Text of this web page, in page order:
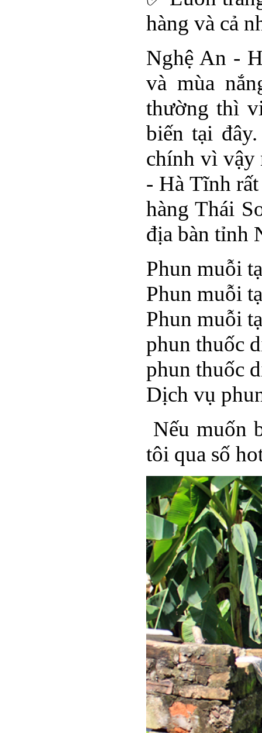
hàng và cả
Nghệ An -
và mùa
thường thì
biến tại
chính vì vậy
- Hà Tĩnh
hàng Thái
địa bàn tỉnh
Phun muỗi
Phun muỗi
Phun muỗi
phun thuốc
phun thuốc
Dịch vụ
Nếu muốn
tôi qua số